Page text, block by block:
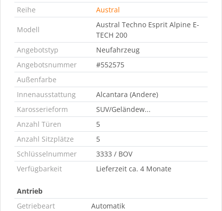
Reihe
Austral
Modell
Austral Techno Esprit Alpine E-
TECH 200
Angebotstyp
Neufahrzeug
Angebotsnummer
#552575
Außenfarbe
Innenausstattung
Alcantara (Andere)
Karosserieform
SUV/Geländew...
Anzahl Türen
5
Anzahl Sitzplätze
5
Schlüsselnummer
3333 / BOV
Verfügbarkeit
Lieferzeit ca. 4 Monate
Antrieb
Getriebeart
Automatik